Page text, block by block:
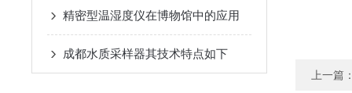
精密型温湿度仪在博物馆中的应用
成都水质采样器其技术特点如下
上一篇